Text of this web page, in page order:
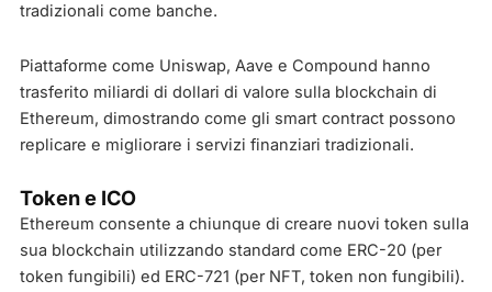
tradizionali come banche.
Piattaforme come Uniswap, Aave e Compound hanno
trasferito miliardi di dollari di valore sulla blockchain di
Ethereum, dimostrando come gli smart contract possono
replicare e migliorare i servizi finanziari tradizionali.
Token e ICO
Ethereum consente a chiunque di creare nuovi token sulla
sua blockchain utilizzando standard come ERC-20 (per
token fungibili) ed ERC-721 (per NFT, token non fungibili).